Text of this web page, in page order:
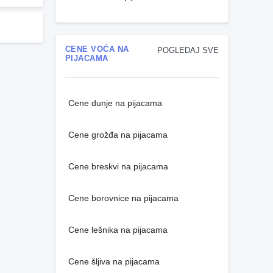
POGLEDAJ SVE
CENE VOĆA NA
PIJACAMA
Cene dunje na pijacama
Cene grožđa na pijacama
Cene breskvi na pijacama
Cene borovnice na pijacama
Cene lešnika na pijacama
Cene šljiva na pijacama